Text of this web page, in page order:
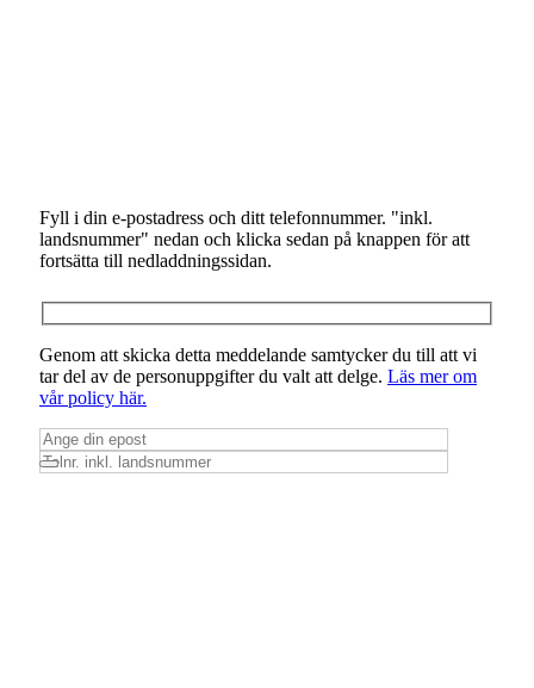
Fyll i din e-postadress och ditt telefonnummer. "inkl.
landsnummer" nedan och klicka sedan på knappen för att
fortsätta till nedladdningssidan.
Genom att skicka detta meddelande samtycker du till att vi
tar del av de personuppgifter du valt att delge. Läs mer om
vår policy här.